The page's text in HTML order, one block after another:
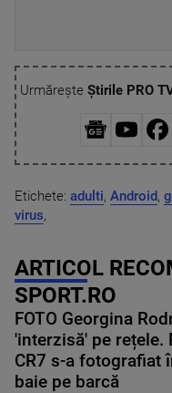
Urmărește Știrile PRO
Etichete: adulti, Android,
virus,
ARTICOL
SPORT.RO
FOTO Georgina
'interzisă' pe rețele.
CR7 s-a fotografiat
baie pe barcă